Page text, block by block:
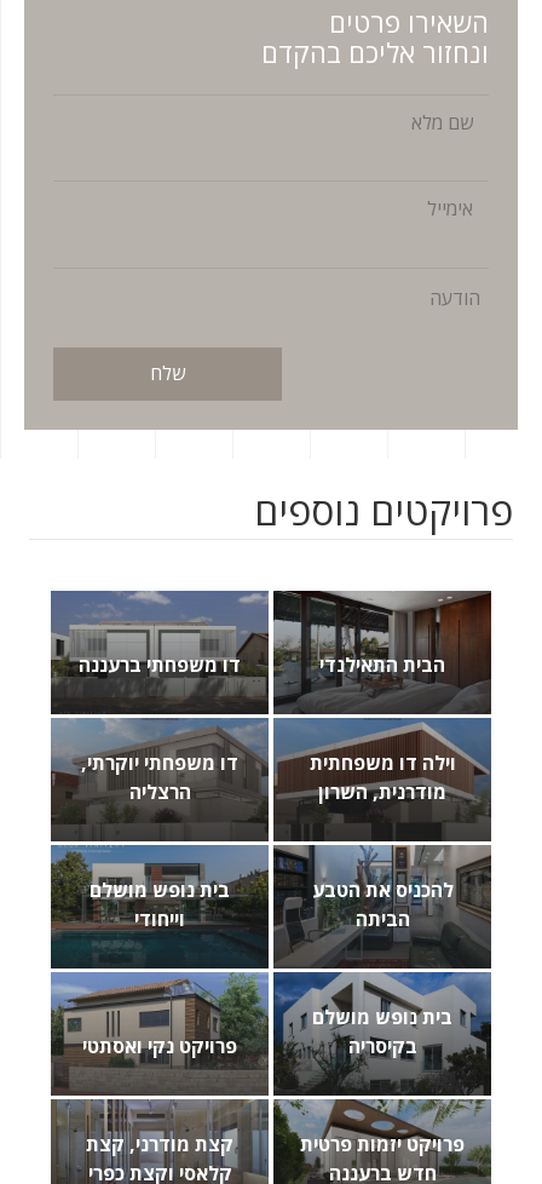
השאירו פרטים
ונחזור אליכם בהקדם
פרויקטים נוספים
דו משפחתי ברעננה הבית התאילנדי
דו משפחתי יוקרתי,
הרצליה
וילה דו משפחתית
מודרנית, השרון
בית נופש מושלם
וייחודי
להכניס את הטבע
הביתה
פרויקט נקי ואסתטי
בית נופש מושלם
בקיסריה
קצת מודרני, קצת
קלאסי וקצת כפרי
פרויקט יזמות פרטית
חדש ברעננה